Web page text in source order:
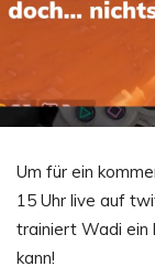
Um für ein
15 Uhr live auf
trainiert Wadi ein
kann!